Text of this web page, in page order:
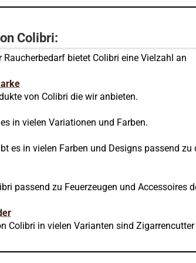
Colibri:
bietet Colibri eine Vielzahl an
von Colibri die wir anbieten.
in vielen Variationen und Farben.
es in vielen Farben und Designs passend zu
passend zu Feuerzeugen und Accessoires
Colibri in vielen Varianten sind